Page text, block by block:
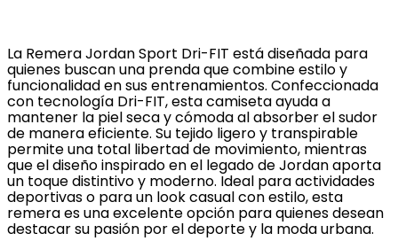
La Remera Jordan Sport Dri-FIT está diseñada para
quienes buscan una prenda que combine estilo y
funcionalidad en sus entrenamientos. Confeccionada
con tecnología Dri-FIT, esta camiseta ayuda a
mantener la piel seca y cómoda al absorber el sudor
de manera eficiente. Su tejido ligero y transpirable
permite una total libertad de movimiento, mientras
que el diseño inspirado en el legado de Jordan aporta
un toque distintivo y moderno. Ideal para actividades
deportivas o para un look casual con estilo, esta
remera es una excelente opción para quienes desean
destacar su pasión por el deporte y la moda urbana.